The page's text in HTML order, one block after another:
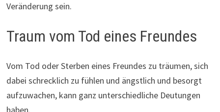
Veränderung sein.
Traum vom Tod eines Freundes
Vom Tod oder Sterben eines Freundes zu träumen, sich
dabei schrecklich zu fühlen und ängstlich und besorgt
aufzuwachen, kann ganz unterschiedliche Deutungen
haben.